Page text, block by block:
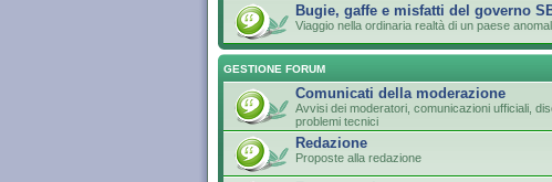
Bugie, gaffe e misfatti del governo
Viaggio nella ordinaria realtà di un paese
GESTIONE FORUM
Comunicati della moderazione
Avvisi dei moderatori, comunicazioni ufficiali,
problemi tecnici
Redazione
Proposte alla redazione